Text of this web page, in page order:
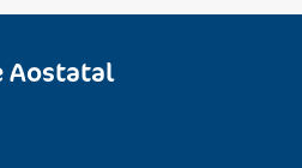
Aostatal